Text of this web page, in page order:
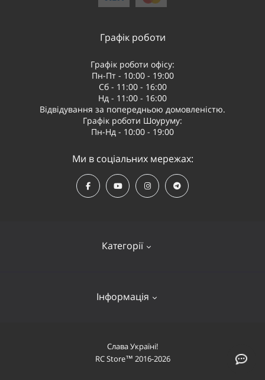
Категорії
Квадрокоптери
Літаки
Інформація
Оплата і доставка
Про компанію
Графік роботи
Графік роботи офісу:
Пн-Пт - 10:00 - 19:00
Сб - 11:00 - 16:00
Нд - 11:00 - 16:00
Відвідування за попередньою домовленістю.
Графік роботи Шоуруму:
Пн-Нд - 10:00 - 19:00
Ми в соціальних мережах:
Слава Україні!
RC Store™ 2016-2026